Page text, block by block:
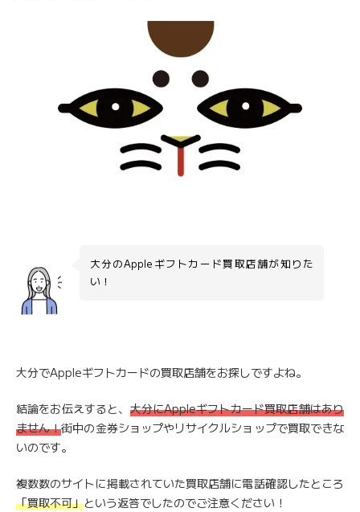
大分のAppleギフトカード買取店舗が知りた
い！
大分でAppleギフトカードの買取店舗をお探しですよね。
結論をお伝えすると、 大分にAppleギフトカード買取店舗はあり
ません！街中の金券ショップやリサイクルショップで買取できな
いのです。
複数数のサイトに掲載されていた買取店舗に電話確認したところ
「買取不可」という返答でしたのでご注意ください！